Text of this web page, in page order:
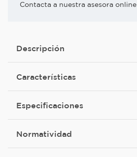
Contacta a nuestra asesora online
Descripción
Características
Especificaciones
Normatividad